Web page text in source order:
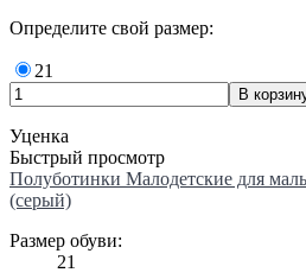
Определите свой размер:
21
Уценка
Быстрый просмотр
Полуботинки Малодетские для
(серый)
Размер обуви:
21